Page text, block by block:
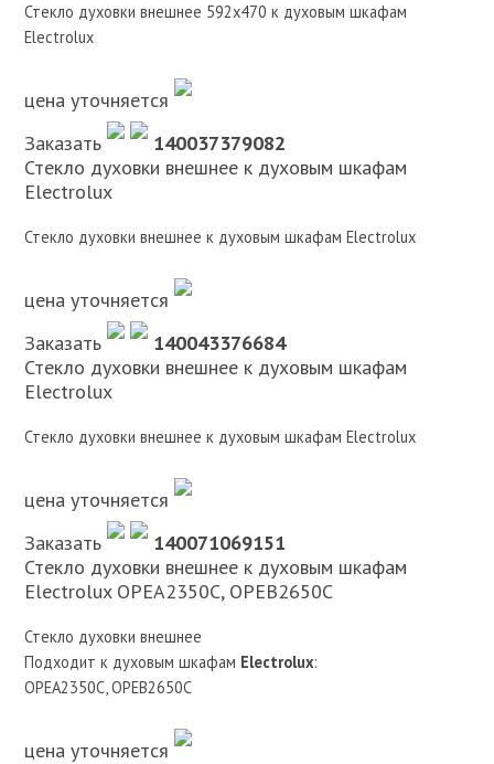
Стекло духовки внешнее 592х470 к духовым шкафам
Electrolux
цена уточняется
Заказать
140037379082
Стекло духовки внешнее к духовым шкафам
Electrolux
Стекло духовки внешнее к духовым шкафам Electrolux
цена уточняется
Заказать
140043376684
Стекло духовки внешнее к духовым шкафам
Electrolux
Стекло духовки внешнее к духовым шкафам Electrolux
цена уточняется
Заказать
140071069151
Стекло духовки внешнее к духовым шкафам
Electrolux OPEA2350C, OPEB2650C
Стекло духовки внешнее
Подходит к духовым шкафам Electrolux:
OPEA2350C, OPEB2650C
цена уточняется